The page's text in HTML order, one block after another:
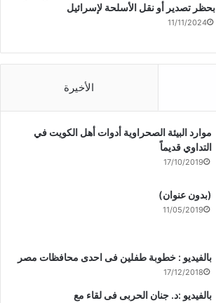
بحظر تصدير أو نقل الأسلحة لإسرائيل
11/11/2024
الأخيرة
موارد البيئة الصحراوية أدوات أهل الكويت في
التداوي قديماً
17/10/2019
(بدون عنوان)
11/05/2019
بالفيديو : خطوبة طفلين فى احدى محافظات مصر
17/12/2018
بالفيديو :د. جنان الحربى فى لقاء مع